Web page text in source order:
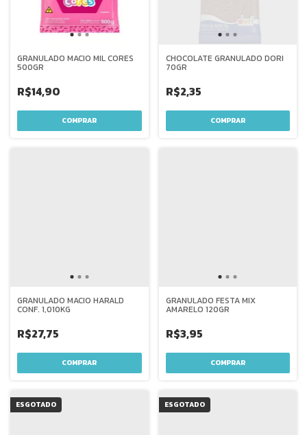
GRANULADO MACIO MIL CORES
500GR
R$14,90
CHOCOLATE GRANULADO DORI
70GR
R$2,35
GRANULADO MACIO HARALD
CONF. 1,010KG
R$27,75
GRANULADO FESTA MIX
AMARELO 120GR
R$3,95
ESGOTADO ESGOTADO